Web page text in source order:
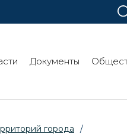
Документы
города
/